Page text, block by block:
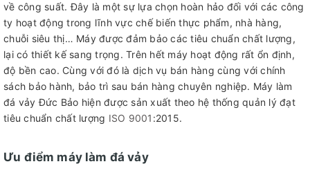
về công suất. Đây là một sự lựa chọn hoàn hảo đối với các công
ty hoạt động trong lĩnh vực chế biến thực phẩm, nhà hàng,
chuỗi siêu thị… Máy được đảm bảo các tiêu chuẩn chất lượng,
lại có thiết kế sang trọng. Trên hết máy hoạt động rất ổn định,
độ bền cao. Cùng với đó là dịch vụ bán hàng cùng với chính
sách bảo hành, bảo trì sau bán hàng chuyên nghiệp. Máy làm
đá vảy Đức Bảo hiện được sản xuất theo hệ thống quản lý đạt
tiêu chuẩn chất lượng ISO 9001 :2015.
Ưu điểm máy làm đá vảy